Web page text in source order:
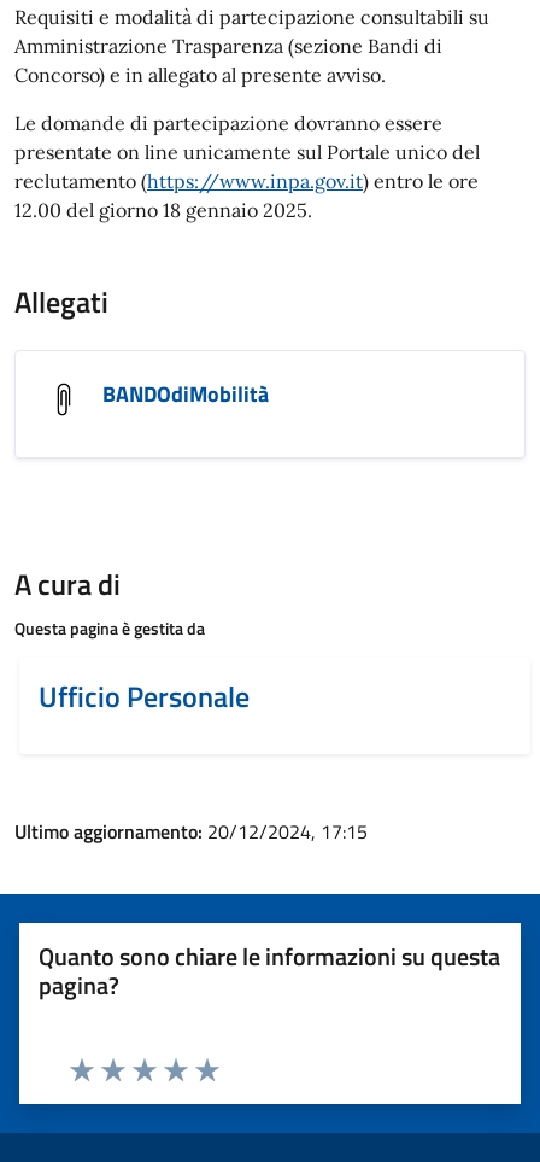
Requisiti e modalità di partecipazione consultabili su
Amministrazione Trasparenza (sezione Bandi di
Concorso) e in allegato al presente avviso.
Le domande di partecipazione dovranno essere
presentate on line unicamente sul Portale unico del
reclutamento (https://www.inpa.gov.it) entro le ore
12.00 del giorno 18 gennaio 2025.
Allegati
BANDOdiMobilità
A cura di
Questa pagina è gestita da
Ufficio Personale
Ultimo aggiornamento: 20/12/2024, 17:15
Quanto sono chiare le informazioni su questa
pagina?
Valuta 5 stelle su 5
Valuta 4 stelle su 5
Valuta 3 stelle su 5
Valuta 2 stelle su 5
Valuta 1 stelle su 5